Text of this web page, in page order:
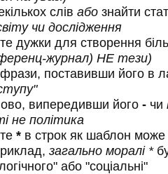
слів або знайти
чи дослідження
дужки для створення
журнал) НЕ тези)
поставивши його в
випередивши його - чи
не політика
* в строк як шаблон може
загально моралі *
або "соціальні"